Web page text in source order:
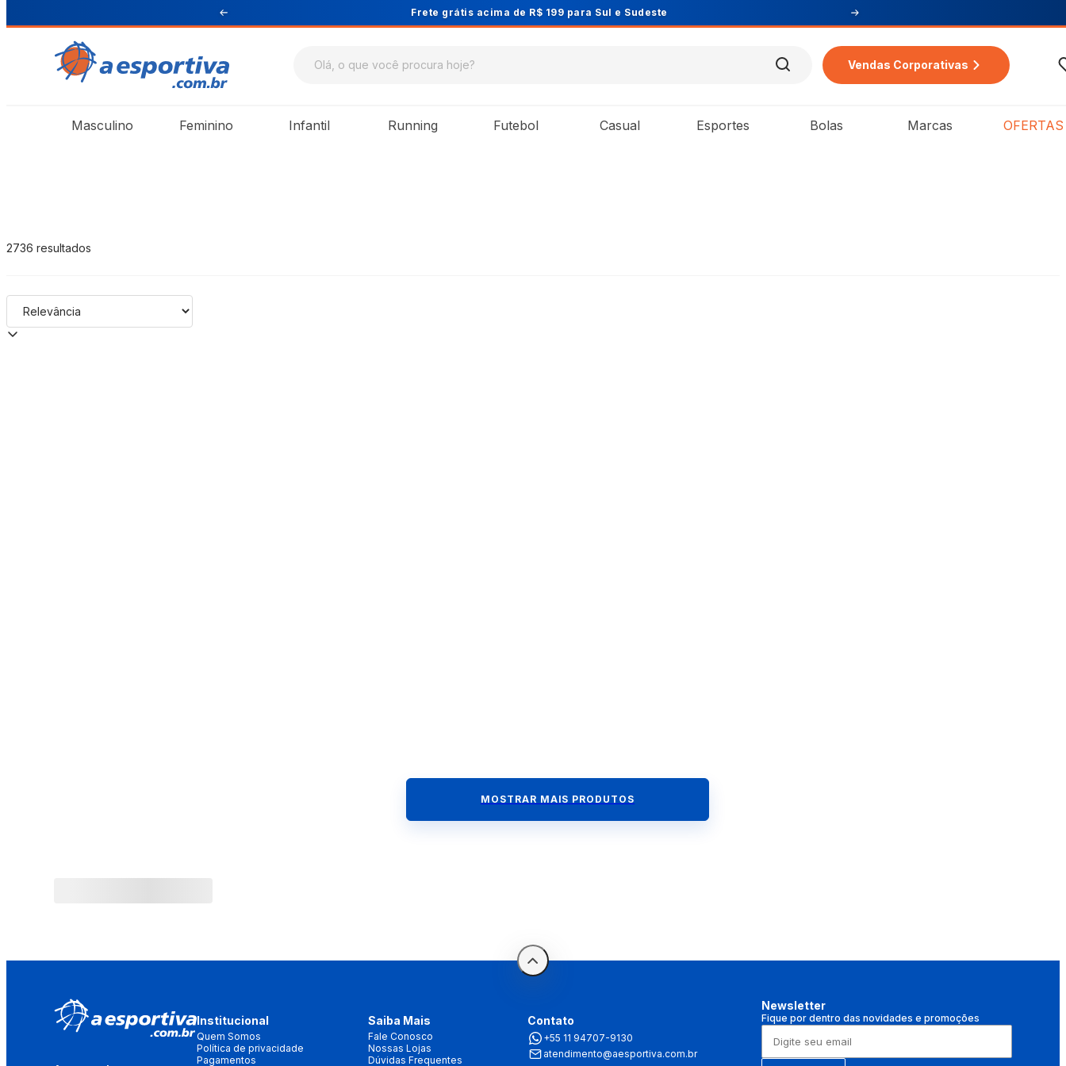
Frete grátis acima de R$ 199 para Sul e Sudeste
Vendas Corporativas
Masculino Feminino Infantil Running Futebol Casual Esportes Bolas Marcas OFERTAS
2736 resultados
MOSTRAR MAIS PRODUTOS
Institucional
Quem Somos
Política de privacidade
Pagamentos
Saiba Mais
Fale Conosco
Nossas Lojas
Dúvidas Frequentes
Contato
+55 11 94707-9130
atendimento@aesportiva.com.br
Newsletter
Fique por dentro das novidades e promoções